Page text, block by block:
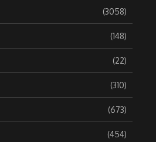
(3058)
(148)
(22)
(310)
(673)
(454)